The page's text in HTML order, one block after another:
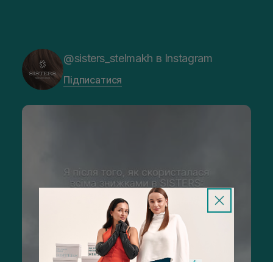
@sisters_stelmakh в Instagram
Підписатися